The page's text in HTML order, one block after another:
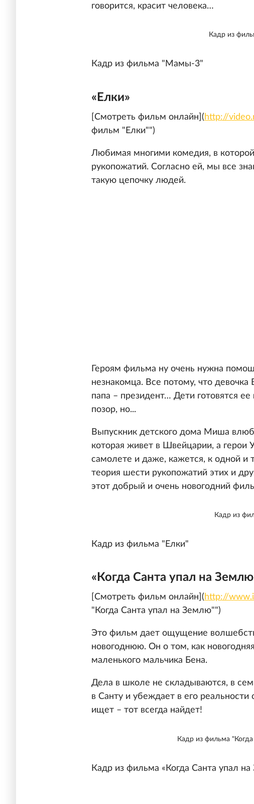
говорится, красит человека…
Кадр из
Кадр из фильма "Мамы-3"
«Елки»
[Смотреть фильм онлайн](http://
фильм "Елки"")
Любимая многими комедия, в
рукопожатий. Согласно ей, мы все
такую цепочку людей.
Героям фильма ну очень нужна
незнакомца. Все потому, что девочка
папа – президент… Дети готовятся
позор, но...
Выпускник детского дома Миша
которая живет в Швейцарии, а герои
самолете и даже, кажется, к одной
теория шести рукопожатий этих и
этот добрый и очень новогодний
Кадр из
Кадр из фильма "Елки"
«Когда Санта упал на
[Смотреть фильм онлайн](http://
"Когда Санта упал на Землю"")
Это фильм дает ощущение
новогоднюю. Он о том, как
маленького мальчика Бена.
Дела в школе не складываются, в
в Санту и убеждает в его
ищет – тот всегда найдет!
Кадр из фильма
Кадр из фильма «Когда Санта упал